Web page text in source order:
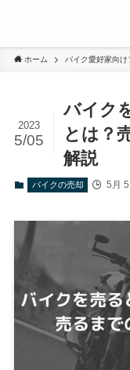
ホーム バイク愛好家向け
バイク
とは？
解説
2023
5/05
バイクの売却 5月